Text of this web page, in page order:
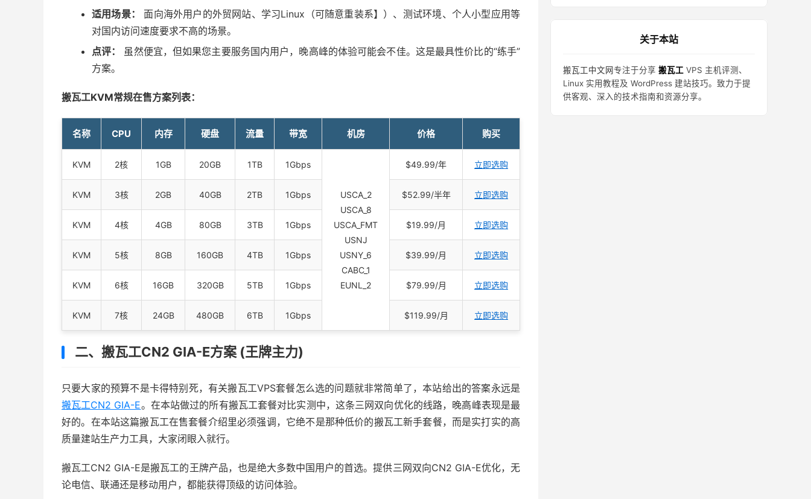
适用场景：
面向海外用户的外贸网站、学习Linux（可随意重装系】）、测试环境、个人小型应用等
对国内访问速度要求不高的场景。
点评：
虽然便宜，但如果您主要服务国内用户，晚高峰的体验可能会不佳。这是最具性价比的“练手”
方案。
搬瓦工KVM常规在售方案列表：
名称 CPU 内存 硬盘 流量 带宽 机房 价格 购买
KVM 2核 1GB 20GB 1TB 1Gbps
USCA_2
USCA_8
USCA_FMT
USNJ
USNY_6
CABC_1
EUNL_2
$49.99/年 立即选购
KVM 3核 2GB 40GB 2TB 1Gbps $52.99/半年 立即选购
KVM 4核 4GB 80GB 3TB 1Gbps $19.99/月 立即选购
KVM 5核 8GB 160GB 4TB 1Gbps $39.99/月 立即选购
KVM 6核 16GB 320GB 5TB 1Gbps $79.99/月 立即选购
KVM 7核 24GB 480GB 6TB 1Gbps $119.99/月 立即选购
二、搬瓦工CN2 GIA-E方案 (王牌主力)
只要大家的预算不是卡得特别死，有关搬瓦工VPS套餐怎么选的问题就非常简单了，本站给出的答案永远是
搬瓦工CN2 GIA-E。在本站做过的所有搬瓦工套餐对比实测中，这条三网双向优化的线路，晚高峰表现是最
好的。在本站这篇搬瓦工在售套餐介绍里必须强调，它绝不是那种低价的搬瓦工新手套餐，而是实打实的高
质量建站生产力工具，大家闭眼入就行。
搬瓦工CN2 GIA-E是搬瓦工的王牌产品，也是绝大多数中国用户的首选。提供三网双向CN2 GIA-E优化，无
论电信、联通还是移动用户，都能获得顶级的访问体验。
关于本站
搬瓦工中文网专注于分享 搬瓦工 VPS 主机评测、
Linux 实用教程及 WordPress 建站技巧。致力于提
供客观、深入的技术指南和资源分享。